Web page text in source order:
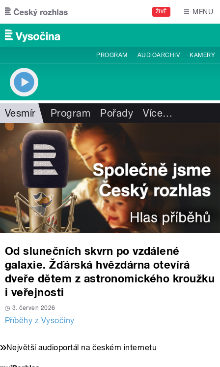
Přejít k hlavnímu obsahu
ŽIVĚ MENU
PROGRAM AUDIOARCHIV KAMERY
Vesmír Program Pořady Více…
Od slunečních skvrn po vzdálené
galaxie. Žďárská hvězdárna otevírá
dveře dětem z astronomického kroužku
i veřejnosti
3. červen 2026
Příběhy z Vysočiny
Největší audioportál na českém internetu